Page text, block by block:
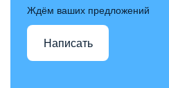
Ждём ваших предложений
Написать